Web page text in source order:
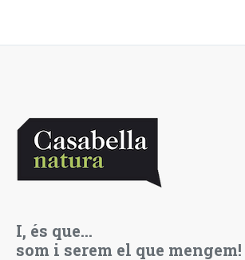
I, és que…
som i serem el que mengem!